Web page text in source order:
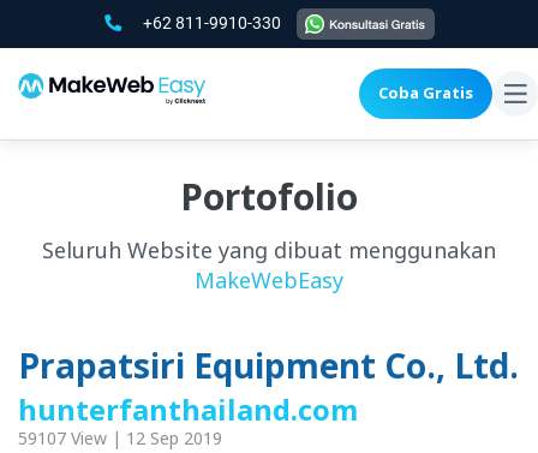
+62 811-9910-330
Coba Gratis
Portofolio
Seluruh Website yang dibuat menggunakan
MakeWebEasy
Prapatsiri Equipment Co., Ltd.
hunterfanthailand.com
59107 View | 12 Sep 2019